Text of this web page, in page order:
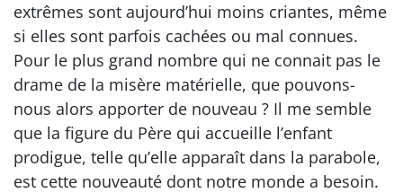
extrêmes sont aujourd’hui moins criantes, même
si elles sont parfois cachées ou mal connues.
Pour le plus grand nombre qui ne connait pas le
drame de la misère matérielle, que pouvons-
nous alors apporter de nouveau ? Il me semble
que la figure du Père qui accueille l’enfant
prodigue, telle qu’elle apparaît dans la parabole,
est cette nouveauté dont notre monde a besoin.